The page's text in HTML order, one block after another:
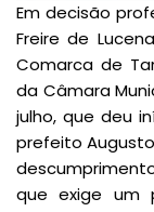
Em decisão
Freire de
Comarca de
da Câmara
julho, que deu
prefeito
que exige um